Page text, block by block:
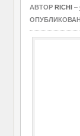
АВТОР RICHI –